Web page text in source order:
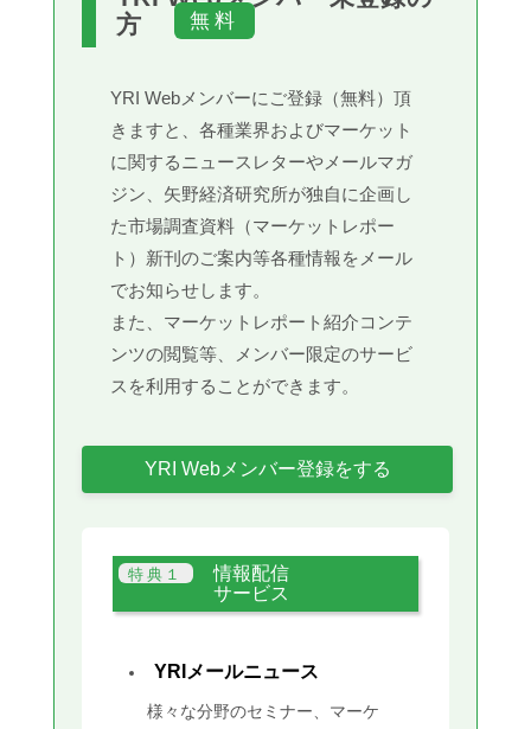
方
YRI Webメンバーにご登録（無料）頂
きますと、各種業界およびマーケット
に関するニュースレターやメールマガ
ジン、矢野経済研究所が独自に企画し
た市場調査資料（マーケットレポー
ト）新刊のご案内等各種情報をメール
でお知らせします。
また、マーケットレポート紹介コンテ
ンツの閲覧等、メンバー限定のサービ
スを利用することができます。
YRI Webメンバー登録をする
情報配信
サービス
YRIメールニュース
様々な分野のセミナー、マーケ